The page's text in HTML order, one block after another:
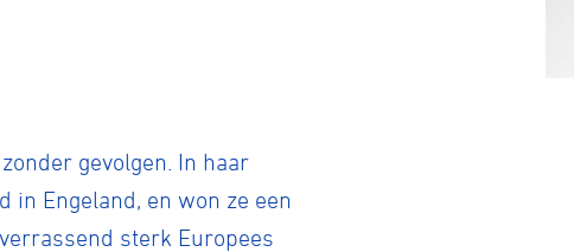
gevolgen. In haar
Engeland, en won ze een
sterk Europees